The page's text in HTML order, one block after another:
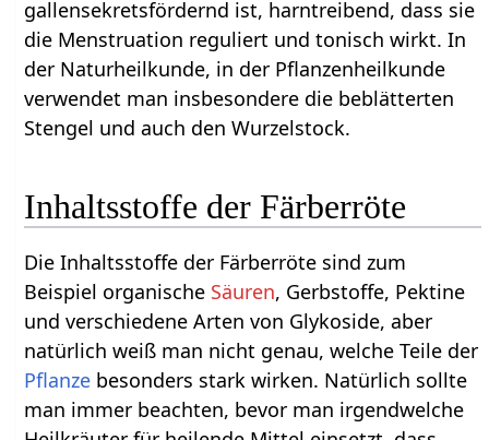
gallensekretsfördernd ist, harntreibend, dass sie
die Menstruation reguliert und tonisch wirkt. In
der Naturheilkunde, in der Pflanzenheilkunde
verwendet man insbesondere die beblätterten
Stengel und auch den Wurzelstock.
Inhaltsstoffe der Färberröte
Die Inhaltsstoffe der Färberröte sind zum
Beispiel organische Säuren, Gerbstoffe, Pektine
und verschiedene Arten von Glykoside, aber
natürlich weiß man nicht genau, welche Teile der
Pflanze besonders stark wirken. Natürlich sollte
man immer beachten, bevor man irgendwelche